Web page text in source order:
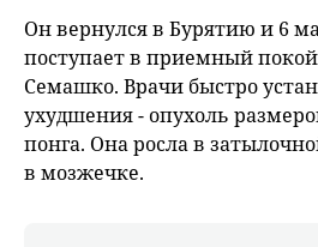
Он вернулся в Бурятию и 6
поступает в приемный
Семашко. Врачи быстро
ухудшения - опухоль
понга. Она росла в
в мозжечке.